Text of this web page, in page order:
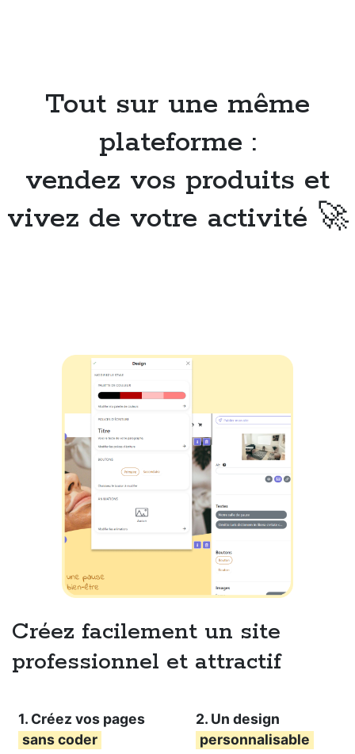
Tout sur une même
plateforme :
vendez vos produits et
vivez de votre activité 🚀
Créez facilement un site
professionnel et attractif
1. Créez vos pages
sans coder
2. Un design
personnalisable